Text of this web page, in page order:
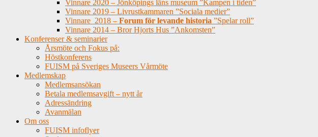
Vinnare 2020 – Jönköpings läns museum ”Kampen i tiden”
Vinnare 2019 – Livrustkammaren ”Sociala medier”
Vinnare 2018 – Forum för levande historia ”Spelar roll”
Vinnare 2014 – Bror Hjorts Hus ”Ankomsten”
Konferenser & seminarier
Årsmöte och Fokus på:
Höstkonferens
FUISM på Sveriges Museers Vårmöte
Medlemskap
Medlemsansökan
Betala medlemsavgift – nytt år
Adressändring
Avanmälan
Om oss
FUISM infoflyer